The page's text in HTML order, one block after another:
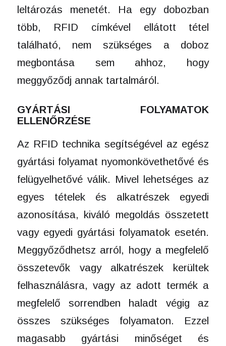
leltározás menetét. Ha egy dobozban
több, RFID címkével ellátott tétel
található, nem szükséges a doboz
megbontása sem ahhoz, hogy
meggyőződj annak tartalmáról.
GYÁRTÁSI FOLYAMATOK
ELLENŐRZÉSE
Az RFID technika segítségével az egész
gyártási folyamat nyomonkövethetővé és
felügyelhetővé válik. Mivel lehetséges az
egyes tételek és alkatrészek egyedi
azonosítása, kiváló megoldás összetett
vagy egyedi gyártási folyamatok esetén.
Meggyőződhetsz arról, hogy a megfelelő
összetevők vagy alkatrészek kerültek
felhasználásra, vagy az adott termék a
megfelelő sorrendben haladt végig az
összes szükséges folyamaton. Ezzel
magasabb gyártási minőséget és